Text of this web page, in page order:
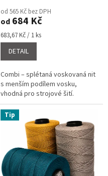
hodnocení
produktu
je
5,0
z
hvězdiček.
od 565 Kč bez DPH
od 684 Kč
Měrná
cena:
683,67 Kč / 1 ks
DETAIL
Combi – splétaná voskovaná nit
s menším podílem vosku,
vhodná pro strojové šití.
Tip